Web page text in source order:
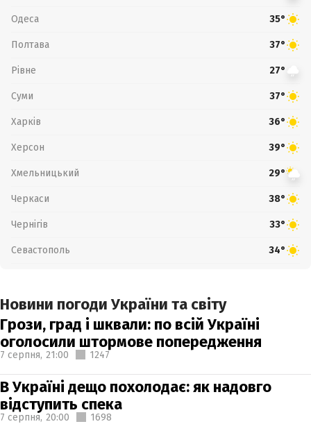
Одеса 35°
Полтава 37°
Рівне 27°
Суми 37°
Харків 36°
Херсон 39°
Хмельницький 29°
Черкаси 38°
Чернігів 33°
Севастополь 34°
Новини погоди України та світу
Грози, град і шквали: по всій Україні
оголосили штормове попередження
7 серпня, 21:00 1247
В Україні дещо похолодає: як надовго
відступить спека
7 серпня, 20:00 1698